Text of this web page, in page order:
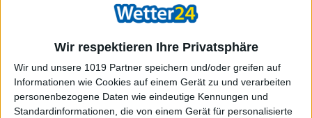
Wir respektieren Ihre Privatsphäre
Wir und unsere 1019 Partner speichern und/oder greifen auf
Informationen wie Cookies auf einem Gerät zu und verarbeiten
personenbezogene Daten wie eindeutige Kennungen und
Standardinformationen, die von einem Gerät für personalisierte